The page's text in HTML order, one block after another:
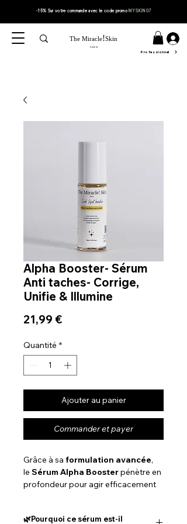
-15% Sur votrecommandeavec le code promoMYSKIN07
The Miracle!Skin
PARIS
Professionnel
Alpha Booster- Sérum
Anti taches- Corrige,
Unifie & Illumine
21,99 €
Quantité *
Ajouter au panier
Commander et payer
Grâce à sa formulation avancée,
le Sérum Alpha Boosterpénètre en
profondeur pour agir efficacement
Ce sérum anti taches est idéal pour :
🌿Pourquoi ce sérum est-il